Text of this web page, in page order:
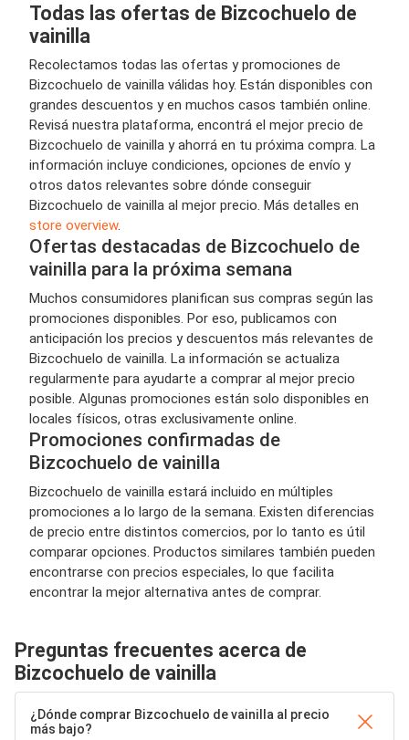
Todas las ofertas de Bizcochuelo de
vainilla
Recolectamos todas las ofertas y promociones de
Bizcochuelo de vainilla válidas hoy. Están disponibles con
grandes descuentos y en muchos casos también online.
Revisá nuestra plataforma, encontrá el mejor precio de
Bizcochuelo de vainilla y ahorrá en tu próxima compra. La
información incluye condiciones, opciones de envío y
otros datos relevantes sobre dónde conseguir
Bizcochuelo de vainilla al mejor precio. Más detalles en
store overview.
Ofertas destacadas de Bizcochuelo de
vainilla para la próxima semana
Muchos consumidores planifican sus compras según las
promociones disponibles. Por eso, publicamos con
anticipación los precios y descuentos más relevantes de
Bizcochuelo de vainilla. La información se actualiza
regularmente para ayudarte a comprar al mejor precio
posible. Algunas promociones están solo disponibles en
locales físicos, otras exclusivamente online.
Promociones confirmadas de
Bizcochuelo de vainilla
Bizcochuelo de vainilla estará incluido en múltiples
promociones a lo largo de la semana. Existen diferencias
de precio entre distintos comercios, por lo tanto es útil
comparar opciones. Productos similares también pueden
encontrarse con precios especiales, lo que facilita
encontrar la mejor alternativa antes de comprar.
Preguntas frecuentes acerca de
Bizcochuelo de vainilla
¿Dónde comprar Bizcochuelo de vainilla al precio
más bajo?